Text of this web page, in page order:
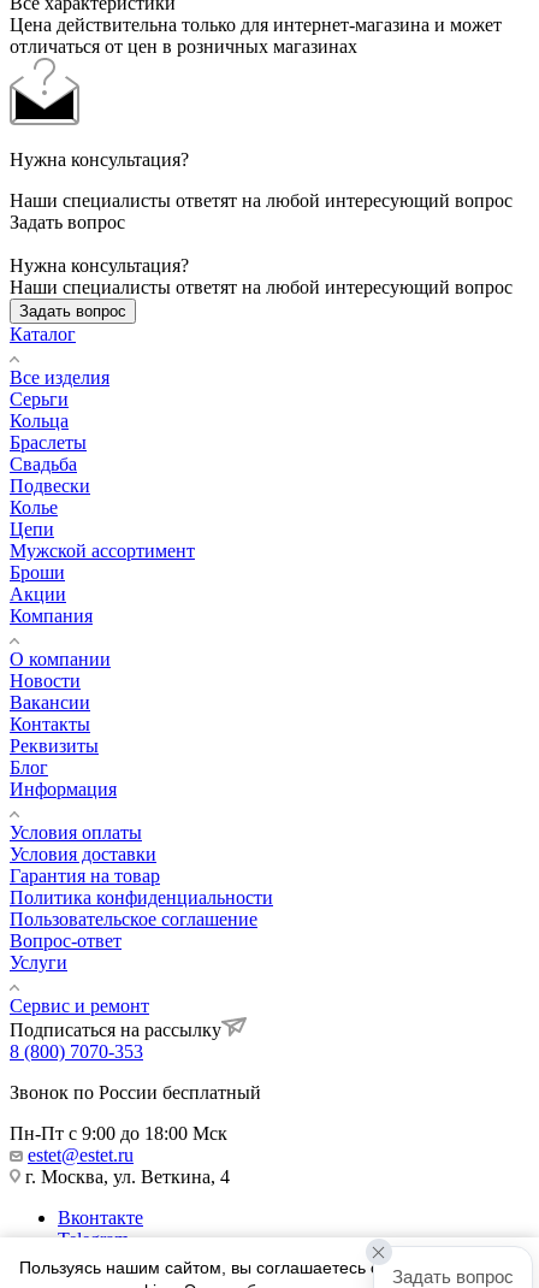
Цена действительна только для интернет-магазина и может
отличаться от цен в розничных магазинах
Нужна консультация?
Наши специалисты ответят на любой интересующий вопрос
Задать вопрос
Нужна консультация?
Наши специалисты ответят на любой интересующий вопрос
Задать вопрос
Каталог
Все изделия
Серьги
Кольца
Браслеты
Свадьба
Подвески
Колье
Цепи
Мужской ассортимент
Броши
Акции
Компания
О компании
Новости
Вакансии
Контакты
Реквизиты
Блог
Информация
Условия оплаты
Условия доставки
Гарантия на товар
Политика конфиденциальности
Пользовательское соглашение
Вопрос-ответ
Услуги
Сервис и ремонт
Подписаться на рассылку
8 (800) 7070-353
Звонок по России бесплатный
Пн-Пт с 9:00 до 18:00 Мск
estet@estet.ru
г. Москва, ул. Веткина, 4
Вконтакте
Telegram
Одноклассники
WhatsApp
Пользуясь нашим сайтом, вы соглашаетесь с тем, что мы
Задать вопрос